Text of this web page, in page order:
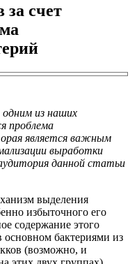
за счет
из наших
проблема
является важным
выработки
данной статьи
выделения
избыточного его
содержание этого
основном бактериями из
(возможно, и